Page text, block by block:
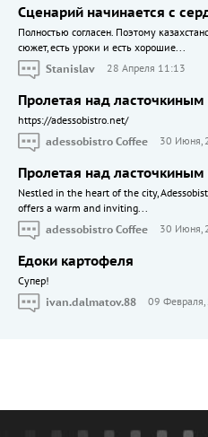
Сценарий начинается с
Полностью согласен. Поэтому
сюжет, есть уроки и есть хорошие...
Stanislav
28 Апреля 11:13
Пролетая над ласточкиным
https://adessobistro.net/
adessobistro Coffee
30 Июня,
Пролетая над ласточкиным
Nestled in the heart of the city,
offers a warm and inviting...
adessobistro Coffee
30 Июня,
Едоки картофеля
Cупер!
ivan.dalmatov.88
09 Февраля,